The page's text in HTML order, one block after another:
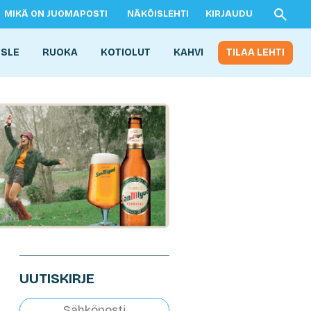
MIKÄ ON JUOMAPOSTI NÄKÖISLEHTI KIRJAUDU
RUOKA KOTIOLUT KAHVI TILAA LEHTI
UUTISKIRJE